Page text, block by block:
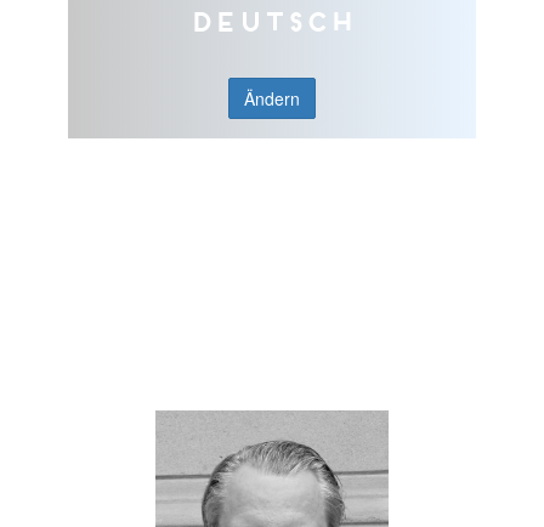
Deutsch
Ändern